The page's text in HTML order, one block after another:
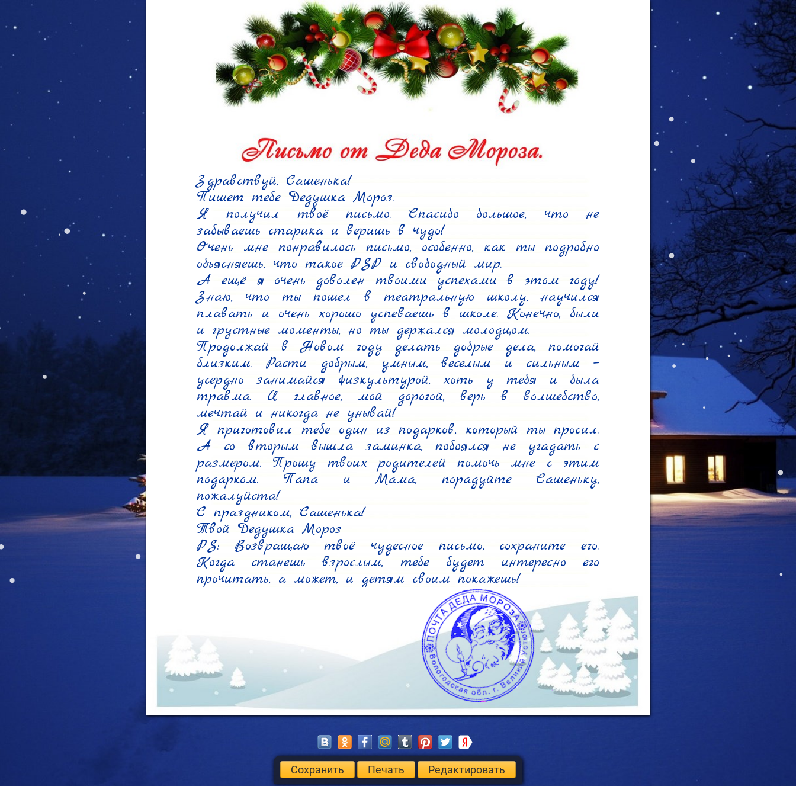
Здравствуй, Сашенька!
Пишет тебе Дедушка Мороз.
Я получил твоё письмо. Спасибо большое, что не
забываешь старика и веришь в чудо!
Очень мне понравилось письмо, особенно, как ты подробно
объясняешь, что такое PSP и свободный мир.
А ещё я очень доволен твоими успехами в этом году!
Знаю, что ты пошел в театральную школу, научился
плавать и очень хорошо успеваешь в школе. Конечно, были
и грустные моменты, но ты держался молодцом.
Продолжай в Новом году делать добрые дела, помогай
близким. Расти добрым, умным, веселым и сильным –
усердно занимайся физкультурой, хоть у тебя и была
травма. И главное, мой дорогой, верь в волшебство,
мечтай и никогда не унывай!
Я приготовил тебе один из подарков, который ты просил.
А со вторым вышла заминка, побоялся не угадать с
размером. Прошу твоих родителей помочь мне с этим
подарком. Папа и Мама, порадуйте Сашеньку,
пожалуйста!
С праздником, Сашенька!
Твой Дедушка Мороз
PS: Возвращаю твоё чудесное письмо, сохраните его.
Когда станешь взрослым, тебе будет интересно его
прочитать, а может, и детям своим покажешь!
Сохранить Печать Редактировать